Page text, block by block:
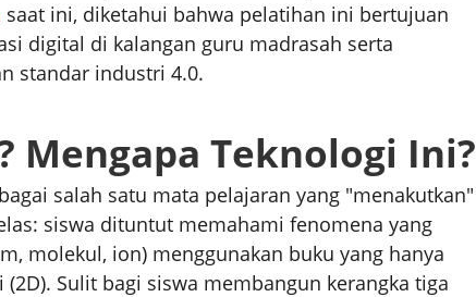
saat ini, diketahui bahwa pelatihan ini bertujuan
digital di kalangan guru madrasah serta
standar industri 4.0.
Mengapa Teknologi Ini?
salah satu mata pelajaran yang "menakutkan"
siswa dituntut memahami fenomena yang
molekul, ion) menggunakan buku yang hanya
Sulit bagi siswa membangun kerangka tiga